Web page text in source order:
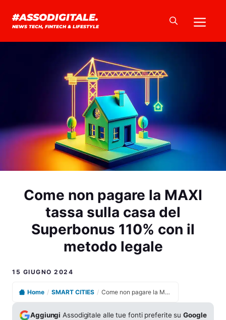
#ASSODIGITALE.
NEWS TECH, FINTECH & LIFESTYLE
Come non pagare la MAXI
tassa sulla casa del
Superbonus 110% con il
metodo legale
15 GIUGNO 2024
Home / SMART CITIES / Come non pagare la MAXI tassa sulla casa del Superbonus 110% con il metodo legale
Aggiungi Assodigitale alle tue fonti preferite suGoogle